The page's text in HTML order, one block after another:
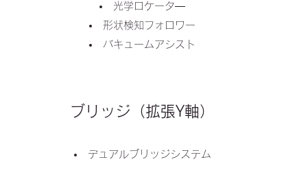
光学ロケータ―
形状検知フォロワー
バキュームアシスト
​ブリッジ（拡張Y軸）
​デュアルブリッジシステム